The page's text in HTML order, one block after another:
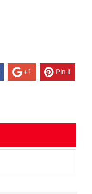
+1 Pin it